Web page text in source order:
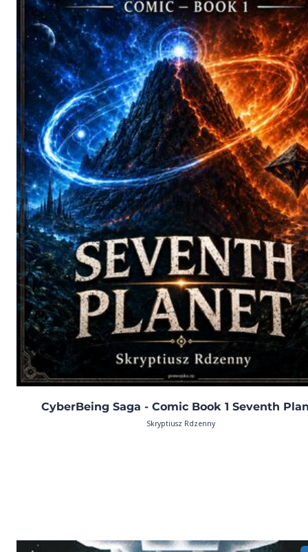
CyberBeing Saga - Comic Book 1 Seventh
Skryptiusz Rdzenny